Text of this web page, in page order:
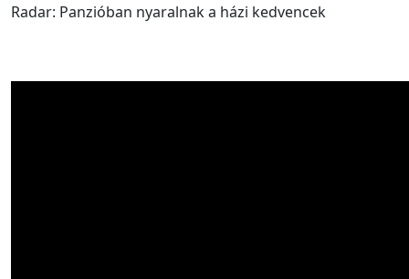
Radar: Panzióban nyaralnak a házi kedvencek